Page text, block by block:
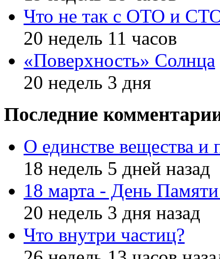
Что не так с ОТО и
20 недель 11 часов
«Поверхность» Солнца
20 недель 3 дня
Последние
О единстве вещества и
18 недель 5 дней назад
18 марта - День
20 недель 3 дня назад
Что внутри частиц?